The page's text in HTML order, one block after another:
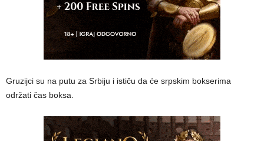
Gruzijci su na putu za Srbiju i ističu da će srpskim bokserima
održati čas boksa.